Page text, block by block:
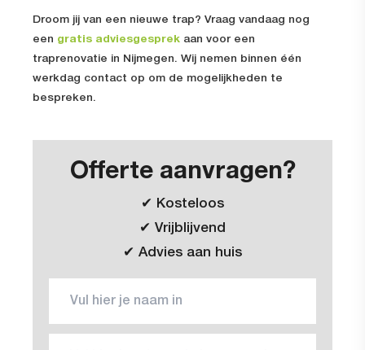
Droom jij van een nieuwe trap? Vraag vandaag nog
een gratis adviesgesprek aan voor een
traprenovatie in Nijmegen. Wij nemen binnen één
werkdag contact op om de mogelijkheden te
bespreken.
Offerte aanvragen?
✔ Kosteloos
✔ Vrijblijvend
✔ Advies aan huis